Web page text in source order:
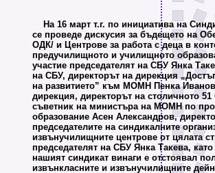
На 16 март т.г. по инициатива на
се проведе дискусия за бъдещето на
ОДК/ и Центрове за работа с деца в
предучилищното и училищното
участие председателят на СБУ Янка
на СБУ, директорът на дирекция
на развитието” към МОМН Пенка
дирекция, директорът на столичното
съветник на министъра на МОМН по
образование Асен Александров,
председателите на синдикалните
извънучилищните центрове от цялата
председателят на СБУ Янка Такева,
нашият синдикат винаги е отстоявал
извънкласните и извънучилищните